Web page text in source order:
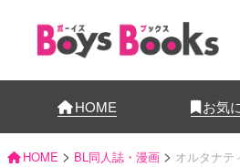
HOME お気
HOME > BL同人誌・漫画 > オルタナテ